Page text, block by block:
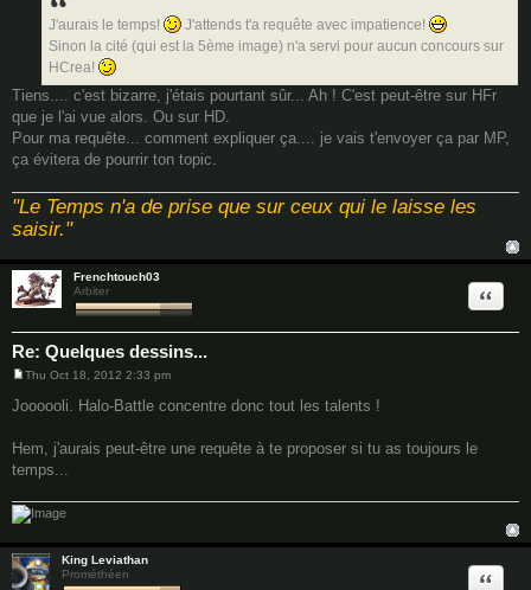
J'aurais le temps!
J'attends t'a requête avec impatience!
Sinon la cité (qui est la 5ème image) n'a servi pour aucun concours sur
HCrea!
Tiens.... c'est bizarre, j'étais pourtant sûr... Ah ! C'est peut-être sur HFr
que je l'ai vue alors. Ou sur HD.
Pour ma requête... comment expliquer ça.... je vais t'envoyer ça par MP,
ça évitera de pourrir ton topic.
"Le Temps n'a de prise que sur ceux qui le laisse les
saisir."
Frenchtouch03
Arbiter
Re: Quelques dessins...
Quote
s
Thu Oct 18, 2012 2:33 pm
Joooooli. Halo-Battle concentre donc tout les talents !
Hem, j'aurais peut-être une requête à te proposer si tu as toujours le
temps...
King Leviathan
Prométhéen
Quote